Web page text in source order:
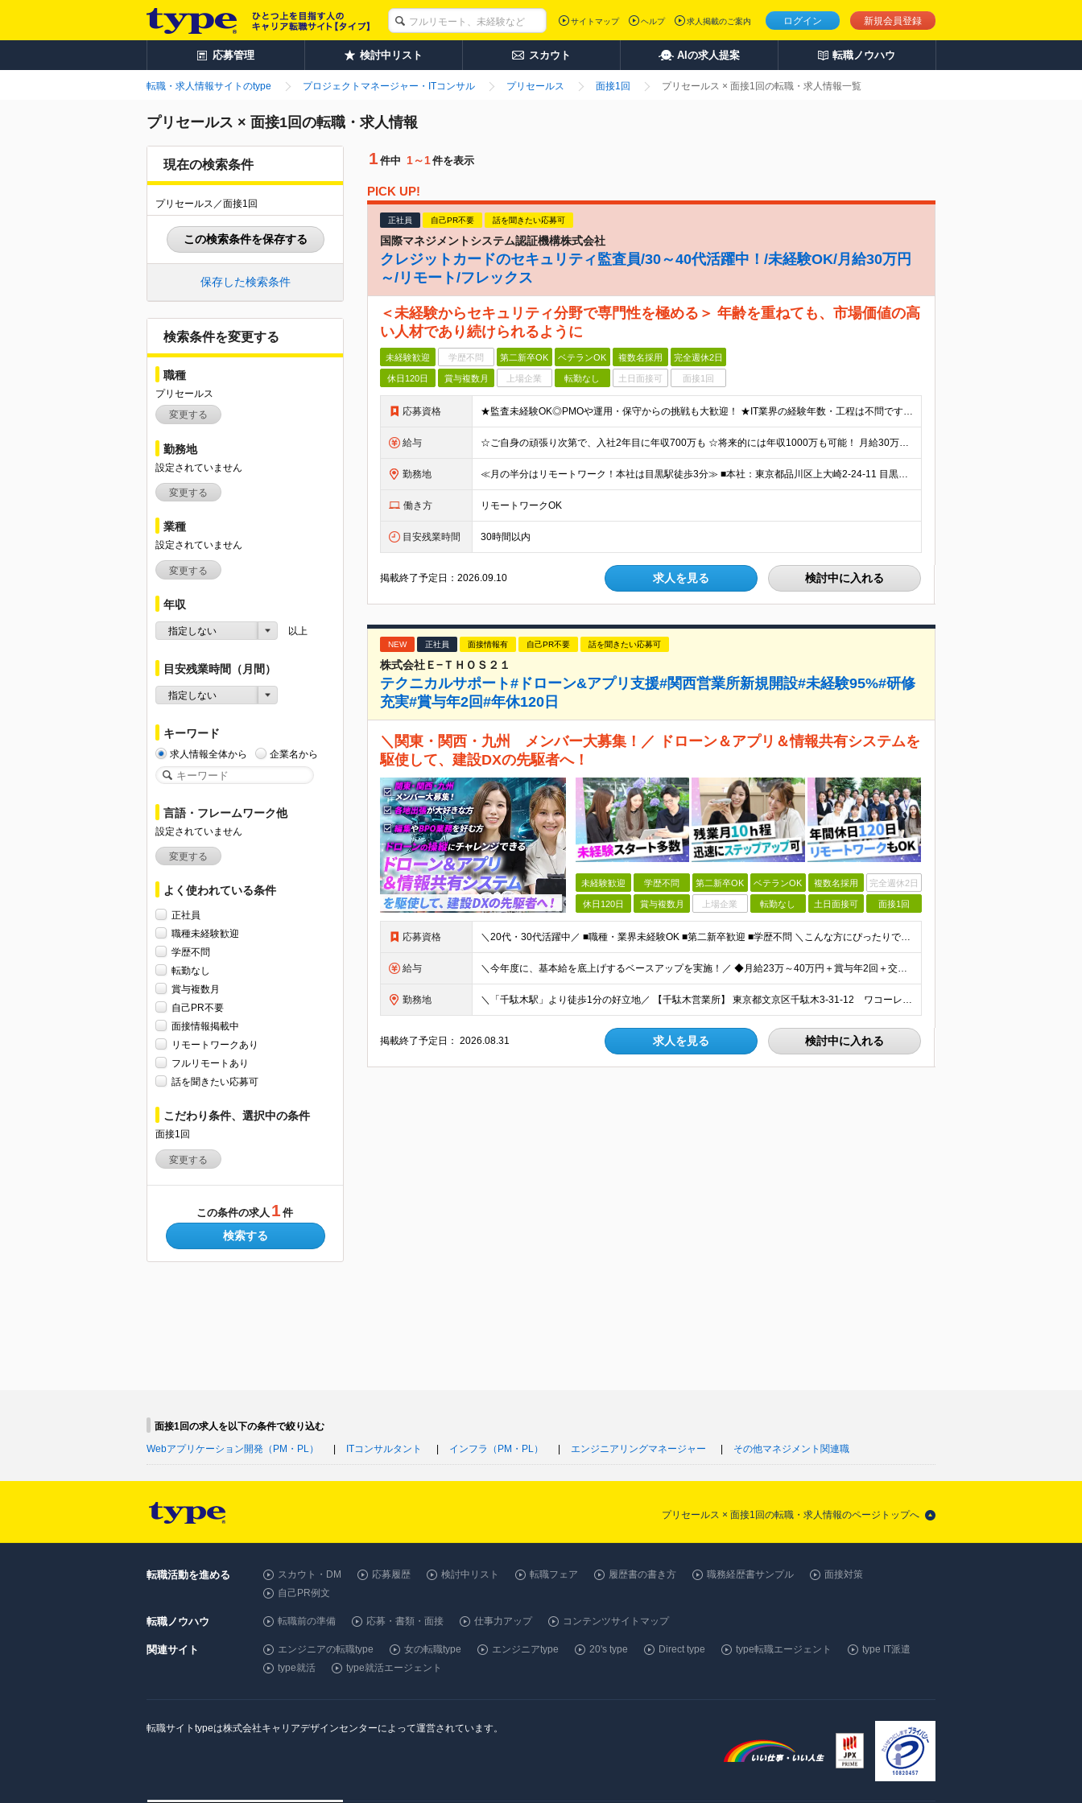
ログイン 新規会員登録
サイトマップ ヘルプ 求人掲載のご案内
応募管理 検討中リスト スカウト AIの求人提案 転職ノウハウ
転職・求人情報サイトのtype プロジェクトマネージャー・ITコンサル プリセールス 面接1回 プリセールス × 面接1回の転職・求人情報一覧
プリセールス × 面接1回の転職・求人情報
現在の検索条件
プリセールス／面接1回
この検索条件を保存する
保存した検索条件
検索条件を変更する
職種
プリセールス
変更する
勤務地
設定されていません
変更する
業種
設定されていません
変更する
年収
指定しない 以上
目安残業時間（月間）
指定しない
キーワード
求人情報全体から 企業名から
言語・フレームワーク他
設定されていません
変更する
よく使われている条件
正社員
職種未経験歓迎
学歴不問
転勤なし
賞与複数月
自己PR不要
面接情報掲載中
リモートワークあり
フルリモートあり
話を聞きたい応募可
こだわり条件、選択中の条件
面接1回
変更する
この条件の求人 1 件
検索する
1 件中 1～1件を表示
PICK UP!
正社員 自己PR不要 話を聞きたい応募可
国際マネジメントシステム認証機構株式会社
クレジットカードのセキュリティ監査員/30～40代活躍中！/未経験OK/月給30万円
～/リモート/フレックス
＜未経験からセキュリティ分野で専門性を極める＞ 年齢を重ねても、市場価値の高
い人材であり続けられるように
未経験歓迎 学歴不問 第二新卒OK ベテランOK 複数名採用 完全週休2日
休日120日 賞与複数月 上場企業 転勤なし 土日面接可 面接1回
応募資格 ★監査未経験OK◎PMOや運用・保守からの挑戦も大歓迎！ ★IT業界の経験年数・工程は不問です ◆ITエンジニアとしての実務経験をお持ちの方（年数不問、セキュリティ、ネットワーク、インフラ、サーバー
給与 ☆ご自身の頑張り次第で、入社2年目に年収700万も ☆将来的には年収1000万も可能！ 月給30万円～50万円+賞与年2回（業績に応じる） ＝＝嘱託制度あり＝＝ 定年の60歳以降も、1年ごとの嘱託
勤務地 ≪月の半分はリモートワーク！本社は目黒駅徒歩3分≫ ■本社：東京都品川区上大崎2-24-11 目黒西口M2号館5階 ★月に4回程度の出社ルールあり ★国内への出張有り ★国外への出張の可能性あり
働き方 リモートワークOK
目安残業時間 30時間以内
掲載終了予定日：2026.09.10 求人を見る 検討中に入れる
NEW 正社員 面接情報有 自己PR不要 話を聞きたい応募可
株式会社Ｅ−ＴＨＯＳ２１
テクニカルサポート#ドローン&アプリ支援#関西営業所新規開設#未経験95%#研修
充実#賞与年2回#年休120日
＼関東・関西・九州 メンバー大募集！／ ドローン＆アプリ＆情報共有システムを
駆使して、建設DXの先駆者へ！
未経験歓迎 学歴不問 第二新卒OK ベテランOK 複数名採用 完全週休2日
休日120日 賞与複数月 上場企業 転勤なし 土日面接可 面接1回
応募資格 ＼20代・30代活躍中／ ■職種・業界未経験OK ■第二新卒歓迎 ■学歴不問 ＼こんな方にぴったりです／ ◎ドローン操縦、最新のガジェット、映像クリエイティブに興味がある方 ◎ゲームや機械をいじるの
給与 ＼今年度に、基本給を底上げするベースアップを実施！／ ◆月給23万～40万円＋賞与年2回＋交通費全額支給 ※経験・資格・能力等を考慮の上、当社規定により優遇します。 ※上記の金額に加えて、時間外手当
勤務地 ＼「千駄木駅」より徒歩1分の好立地／ 【千駄木営業所】 東京都文京区千駄木3-31-12 ワコーレ千駄木ビル4階 ☆他の拠点でも募集中！ 【関西営業所】 大阪府大阪市西区西本町1-7-21 ニシモト
掲載終了予定日：2026.08.31 求人を見る 検討中に入れる
面接1回の求人を以下の条件で絞り込む
Webアプリケーション開発（PM・PL）
ITコンサルタント インフラ（PM・PL） エンジニアリングマネージャー その他マネジメント関連職
プリセールス × 面接1回の転職・求人情報のページトップへ
転職活動を進める スカウト・DM 応募履歴 検討中リスト 転職フェア 履歴書の書き方 職務経歴書サンプル
面接対策
自己PR例文
転職ノウハウ 転職前の準備 応募・書類・面接 仕事力アップ コンテンツサイトマップ
関連サイト エンジニアの転職type 女の転職type エンジニアtype 20's type Direct type type転職エージェント
type IT派遣
type就活
type就活エージェント
転職サイトtypeは株式会社キャリアデザインセンターによって運営されています。